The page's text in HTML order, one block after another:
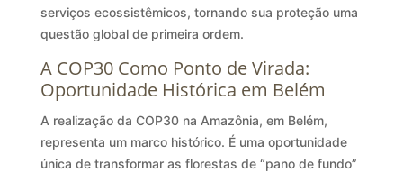
serviços ecossistêmicos, tornando sua proteção uma
questão global de primeira ordem.
A COP30 Como Ponto de Virada:
Oportunidade Histórica em Belém
A realização da COP30 na Amazônia, em Belém,
representa um marco histórico. É uma oportunidade
única de transformar as florestas de “pano de fundo”